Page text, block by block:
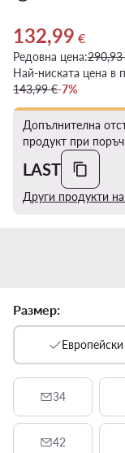
Актуална цена
132,99 €
Редовна цена:290,93
Най-ниската цена в
143,99 €-7%
Допълнителна
продукт при
LAST
Други продукти
Размер:
Европейски
34
42